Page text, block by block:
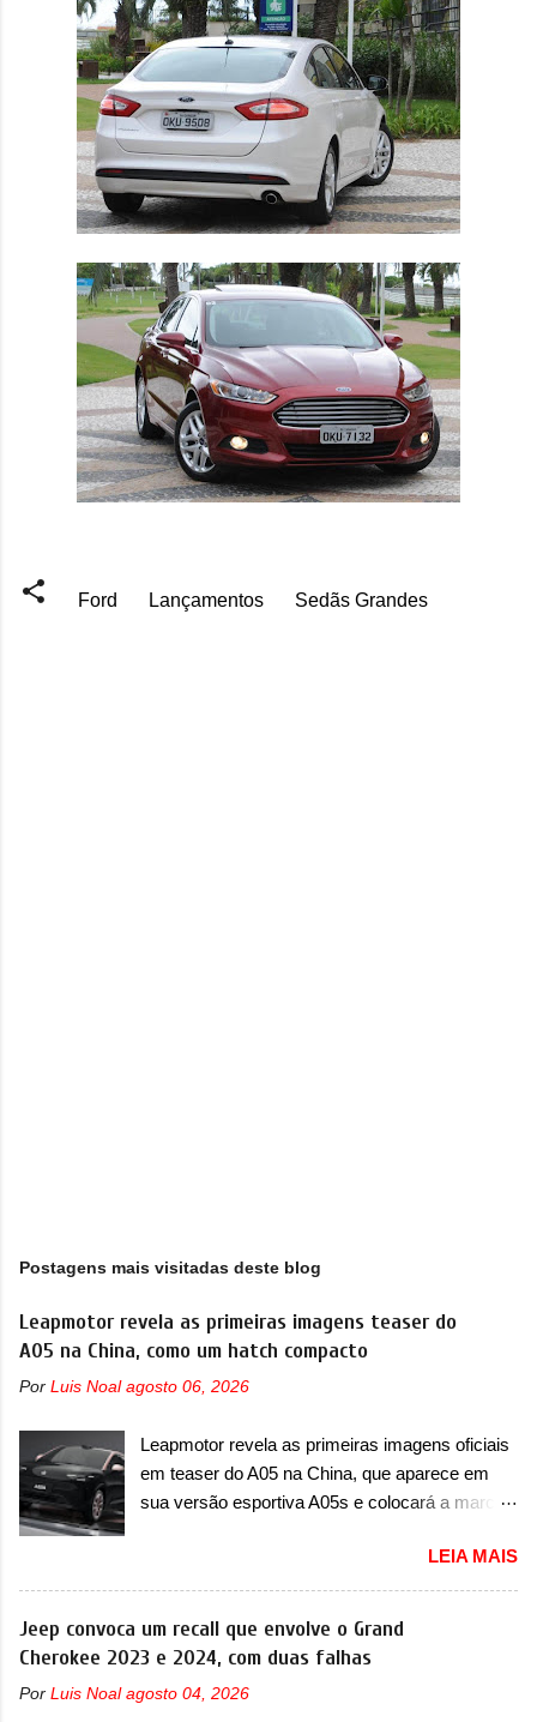
Ford Lançamentos Sedãs Grandes
Postagens mais visitadas deste blog
Leapmotor revela as primeiras imagens teaser do
A05 na China, como um hatch compacto
Por Luis Noal agosto 06, 2026
Leapmotor revela as primeiras imagens oficiais
em teaser do A05 na China, que aparece em
sua versão esportiva A05s e colocará a marca
apresentando uma rápida expansão na China
em termos de portfólio. Apoiada pela Stellantis,
a marca confirmou a estreia de um novo
modelo compacto à sua linha. Posicionado
primeiras imagens teaser do A05, que nas
LEIA MAIS
Jeep convoca um recall que envolve o Grand
Cherokee 2023 e 2024, com duas falhas
Por Luis Noal agosto 04, 2026